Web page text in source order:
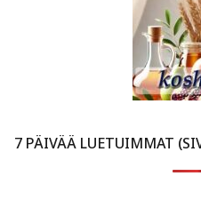
7 PÄIVÄÄ LUETUIMMAT